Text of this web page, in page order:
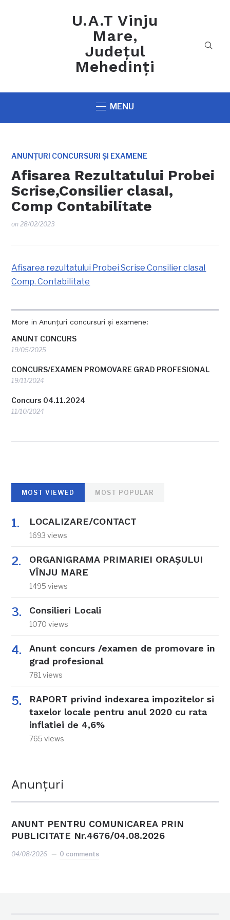
U.A.T Vinju
Mare,
Județul
Mehedinți
MENU
ANUNȚURI CONCURSURI ȘI EXAMENE
Afisarea Rezultatului Probei
Scrise,Consilier clasaI,
Comp Contabilitate
on28/02/2023
More in Anunțuri concursuri și examene:
ANUNT CONCURS
19/05/2025
CONCURS/EXAMEN PROMOVARE GRAD PROFESIONAL
19/11/2024
Concurs 04.11.2024
11/10/2024
Afisarea rezultatului Probei Scrise Consilier clasaI
Comp. Contabilitate
MOST VIEWED MOST POPULAR
LOCALIZARE/CONTACT
1693 views
ORGANIGRAMA PRIMARIEI ORAŞULUI
VÎNJU MARE
1495 views
Consilieri Locali
1070 views
Anunt concurs /examen de promovare in
grad profesional
781 views
RAPORT privind indexarea impozitelor si
taxelor locale pentru anul 2020 cu rata
inflatiei de 4,6%
765 views
Anunțuri
ANUNT PENTRU COMUNICAREA PRIN
PUBLICITATE Nr.4676/04.08.2026
04/08/2026 0 comments